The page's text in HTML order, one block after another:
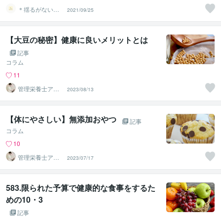
＊揺るがない安
心＊土台作りの
セルフケア
2021/09/25
【大豆の秘密】健康に良いメリットとは
記事
コラム
11
管理栄養士アオ
イ 村中一帆ママ
が楽する食
2023/08/13
【体にやさしい】無添加おやつ
記事
コラム
10
管理栄養士アオ
イ 村中一帆ママ
が楽する食
2023/07/17
583.限られた予算で健康的な食事をするた
めの10・3
記事